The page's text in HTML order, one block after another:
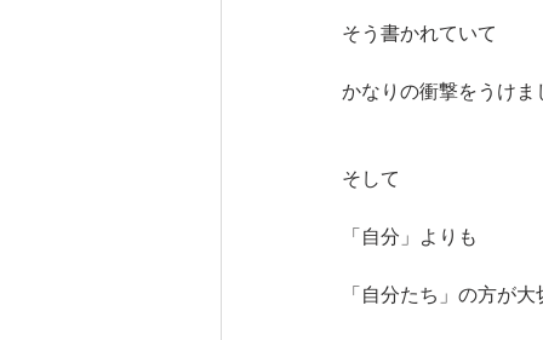
そう書かれていて
かなりの衝撃をうけま
そして
「自分」よりも
「自分たち」の方が